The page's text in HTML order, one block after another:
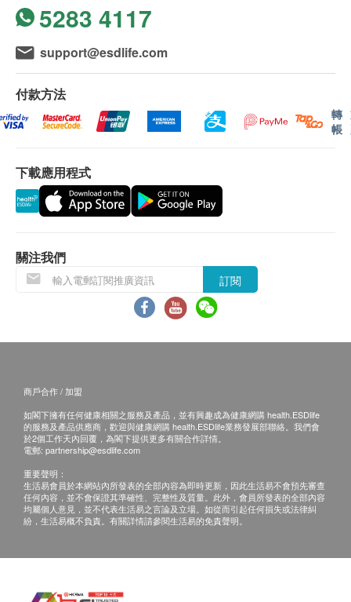
肝功能
谷丙轉氨酵素
白蛋白
總蛋白質
球蛋白
總膽紅素
直接膽紅素
間接膽紅素
腎功能
血肌酸酐
甲狀腺
血色素
血小板數目
單核白血球
嗜酸性白血球
嗜鹼性白血球
血液紅血球
紅血球計數
4合1暈眩伸延檢查
化(頸動脈血管璧厚度超聲波)，從而得知可能引起暈眩的原因
920.0
4合1暈眩伸延檢查(雙人)
檢查鉀和鈉等腎病有關的項目、血含氧量及檢測頸動脈有否硬
化(頸動脈血管璧厚度超聲波)，從而得知可能引起暈眩的原因
肝炎伸延檢查 (雙人)
針對甲型肝炎免疫能力和乙型肝炎E抗原等較少在體檢中包含
檢查項目及檢測乙型肝炎表面抗體以判斷是否存有乙型肝炎免
HK$998.0
肺部問題伸延檢查 (雙人)
包括針對非小細胞肺癌及小細胞肺癌腫瘤標誌物含量及X光肺
1,500.0
愛滋病抗體一及二 (雙人)
HK$680.0
身體輻射數量 (雙人)
身體輻射數量影響胎兒生長及健康
HK$300.0
多器官疾病問題指標 (鐵蛋白) (雙人)
HK$770.0
由其他成年人陪同到中心，出示已簽署的同意書及
簽署者的身份證明文件副本，經核實無誤後可提供
服務。
B.16歳至未滿18歲者：
預先取同意書並由家長或監護人簽署妥當，可接受
身份證明文件副本核實無誤後可提供服務。
一般身體檢查計劃有效期為12個月，客戶必須於
戶需提前1個月預約相關檢查，逾期作廢。
所有疫苗都必須經過評估才可注射，如有需要，醫生
亦會在場解答問題及提供協助。如醫生認為不適合注
下午2時至6時)。
備註：
a. 醫生講解報告
絡旺角分店查詢。
b. 如果客戶已完成電話或面解服務，若再要求
講解，需另外收取解析報告費，價錢請向美邦查
c. 客戶若體檢後3個月內不提取報告，所有報告
報告複印本 (體檢後3個月內)，將收取$150行政
5283 4117
support@esdlife.com
付款方法
轉
帳
下載應用程式
關注我們
訂閱
商戶合作 / 加盟
如閣下擁有任何健康相關之服務及產品，並有興趣成為健康網購 health.ESDlife
的服務及產品供應商，歡迎與健康網購 health.ESDlife業務發展部聯絡。我們會
於2個工作天內回覆，為閣下提供更多有關合作詳情。
電郵: partnership@esdlife.com
重要聲明：
生活易會員於本網站內所發表的全部內容為即時更新，因此生活易不會預先審查
任何內容，並不會保證其準確性、完整性及質量。此外，會員所發表的全部內容
均屬個人意見，並不代表生活易之言論及立場。如從而引起任何損失或法律糾
紛，生活易概不負責。有關詳情請參閱生活易的免責聲明。